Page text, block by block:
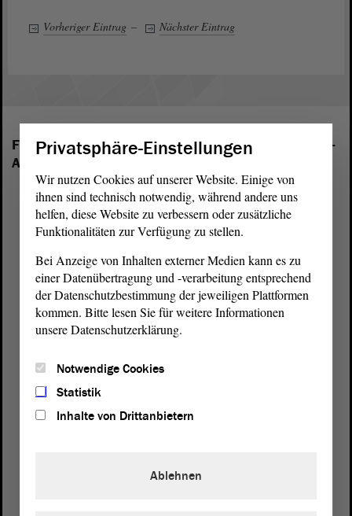
Vorheriger Eintrag – Nächster Eintrag
Folgende Fraktionen sind im Landtag von Sachsen-
Anhalt vertreten:
von Sachsen-Anhalt
Privatsphäre-Einstellungen
Wir nutzen Cookies auf unserer Website. Einige von
ihnen sind technisch notwendig, während andere uns
helfen, diese Website zu verbessern oder zusätzliche
Funktionalitäten zur Verfügung zu stellen.
Bei Anzeige von Inhalten externer Medien kann es zu
einer Datenübertragung und -verarbeitung entsprechend
der Datenschutzbestimmung der jeweiligen Plattformen
kommen. Bitte lesen Sie für weitere Informationen
unsere Datenschutzerklärung.
Notwendige Cookies
Statistik
Inhalte von Drittanbietern
Ablehnen